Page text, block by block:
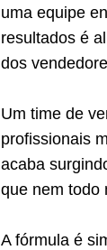
uma equipe
resultados é
dos
Um time de
profissionais
acaba
que nem todo
A fórmula é